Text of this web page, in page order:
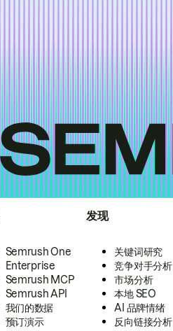
Semrush One
Enterprise
Semrush MCP
Semrush API
我们的数据
预订演示
发现
关键词研究
竞争对手分析
市场分析
本地 SEO
AI 品牌情绪
反向链接分析